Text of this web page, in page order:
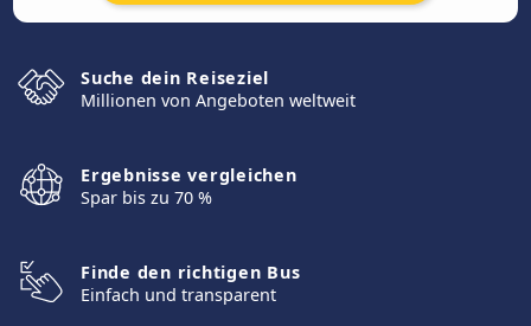
Suche dein Reiseziel
Millionen von Angeboten weltweit
Ergebnisse vergleichen
Spar bis zu 70 %
Finde den richtigen Bus
Einfach und transparent